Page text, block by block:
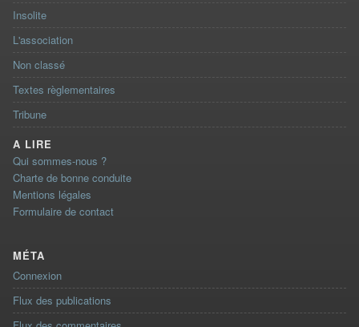
Insolite
L'association
Non classé
Textes règlementaires
Tribune
A LIRE
Qui sommes-nous ?
Charte de bonne conduite
Mentions légales
Formulaire de contact
MÉTA
Connexion
Flux des publications